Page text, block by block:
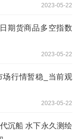
2023-05-22
期货商品多空指数
2023-05-22
行情暂稳_当前观
2023-05-22
沉船 水下永久测绘